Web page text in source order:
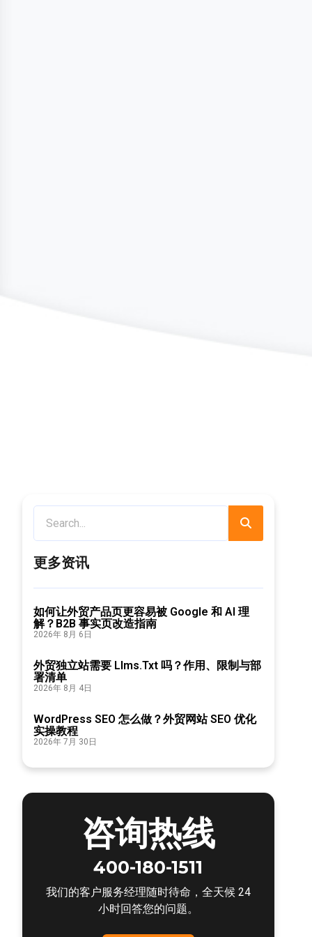
更多资讯
如何让外贸产品页更容易被 Google 和 AI 理
解？B2B 事实页改造指南
2026年 8月 6日
外贸独立站需要 Llms.txt 吗？作用、限制与部
署清单
2026年 8月 4日
WordPress SEO 怎么做？外贸网站 SEO 优化
实操教程
2026年 7月 30日
咨询热线
400-180-1511
我们的客户服务经理随时待命，全天候 24
小时回答您的问题。